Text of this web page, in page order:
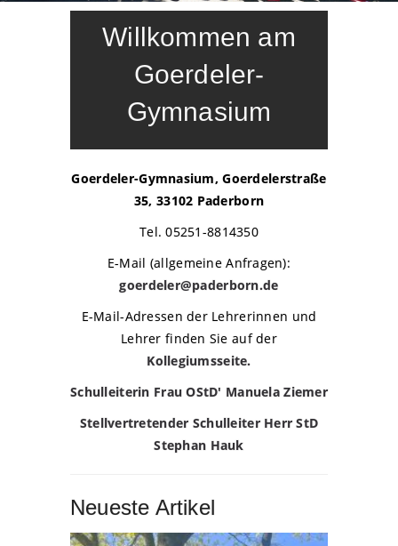
Willkommen am
Goerdeler-
Gymnasium
Goerdeler-Gymnasium, Goerdelerstraße
35, 33102 Paderborn
Tel. 05251-8814350
E-Mail (allgemeine Anfragen):
goerdeler@paderborn.de
E-Mail-Adressen der Lehrerinnen und
Lehrer finden Sie auf der
Kollegiumsseite.
Schulleiterin Frau OStD' Manuela Ziemer
Stellvertretender Schulleiter Herr StD
Stephan Hauk
Neueste Artikel